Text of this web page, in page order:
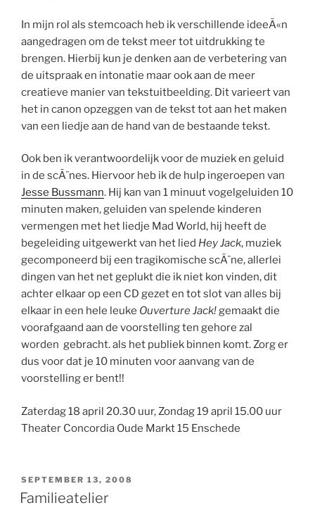
In mijn rol als stemcoach heb ik verschillende ideeÃ«n
aangedragen om de tekst meer tot uitdrukking te
brengen. Hierbij kun je denken aan de verbetering van
de uitspraak en intonatie maar ook aan de meer
creatieve manier van tekstuitbeelding. Dit varieert van
het in canon opzeggen van de tekst tot aan het maken
van een liedje aan de hand van de bestaande tekst.
Ook ben ik verantwoordelijk voor de muziek en geluid
in de scÃ¨nes. Hiervoor heb ik de hulp ingeroepen van
Jesse Bussmann. Hij kan van 1 minuut vogelgeluiden 10
minuten maken, geluiden van spelende kinderen
vermengen met het liedje Mad World, hij heeft de
begeleiding uitgewerkt van het lied Hey Jack, muziek
gecomponeerd bij een tragikomische scÃ¨ne, allerlei
dingen van het net geplukt die ik niet kon vinden, dit
achter elkaar op een CD gezet en tot slot van alles bij
elkaar in een hele leuke Ouverture Jack!gemaakt die
voorafgaand aan de voorstelling ten gehore zal
worden gebracht. als het publiek binnen komt. Zorg er
dus voor dat je 10 minuten voor aanvang van de
voorstelling er bent!!
Zaterdag 18 april 20.30 uur, Zondag 19 april 15.00 uur
Theater Concordia Oude Markt 15 Enschede
GEPLAATST
OP
SEPTEMBER 13, 2008
Familieatelier